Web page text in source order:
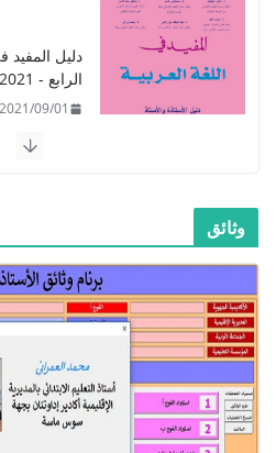
​دليل المفيد
الرابع - 2021
2021/09/01
-2021
2021/09/01
وثائق